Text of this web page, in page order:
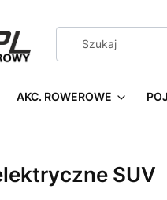
AKC. ROWEROWE
SUV